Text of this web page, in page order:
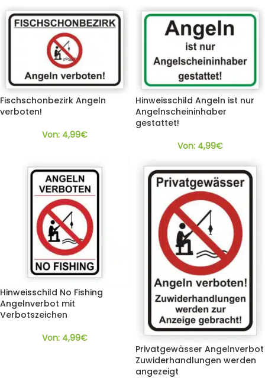
Fischschonbezirk Angeln
verboten!
Von: 4,99€
Hinweisschild Angeln ist nur
Angelnscheininhaber
gestattet!
Von: 4,99€
Hinweisschild No Fishing
Angelnverbot mit
Verbotszeichen
Von: 4,99€
Privatgewässer Angelnverbot
Zuwiderhandlungen werden
angezeigt